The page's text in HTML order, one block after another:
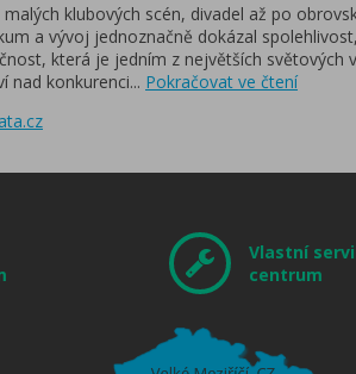
klubových scén, divadel až po
a vývoj jednoznačně dokázal
která je jedním z největších
nad konkurenci... Pokračovat ve čtení
Vlastní
centrum